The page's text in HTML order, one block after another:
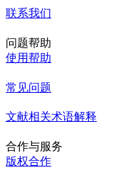
联系我们
问题帮助
使用帮助
常见问题
文献相关术语解释
合作与服务
版权合作